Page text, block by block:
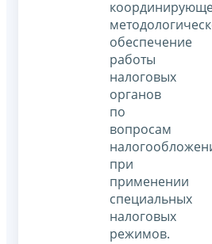
обеспечение
работы
налоговых
органов
по
вопросам
при
применении
специальных
налоговых
режимов.